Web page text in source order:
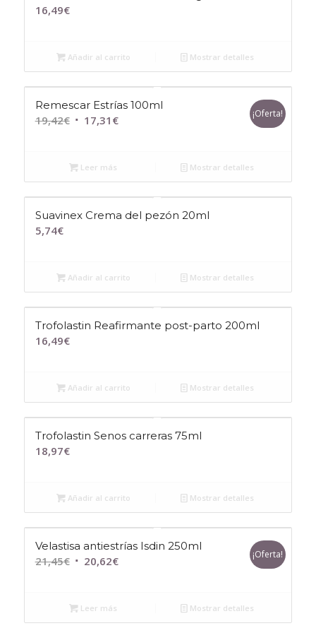
16,49€
Añadir al carrito Mostrar detalles
Remescar Estrías 100ml
19,42€ El
era:
19,42€.
17,31 €El
17,31€.
¡Oferta!
Leer más Mostrar detalles
Suavinex Crema del pezón 20ml
5,74€
Añadir al carrito Mostrar detalles
Trofolastin Reafirmante post-parto 200ml
16,49€
Añadir al carrito Mostrar detalles
Trofolastin Senos carreras 75ml
18,97€
Añadir al carrito Mostrar detalles
Velastisa antiestrías Isdin 250ml
21,45€ El
era:
21,45€.
20,62€El
20,62€.
¡Oferta!
Leer más Mostrar detalles